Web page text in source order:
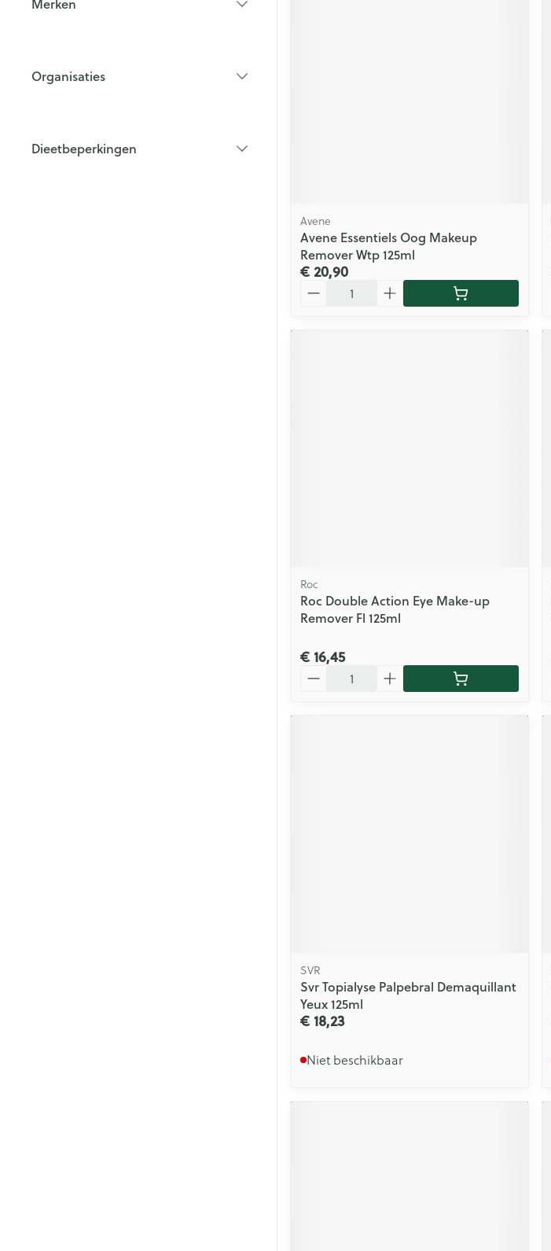
Organisaties
Dieetbeperkingen
Avene
Avene Essentiels Oog Makeup
Remover Wtp 125ml
€ 20,90
Roc
Roc Double Action Eye Make-up
Remover Fl 125ml
€ 16,45
SVR
Svr Topialyse Palpebral Demaquillant
Yeux 125ml
€ 18,23
Niet beschikbaar